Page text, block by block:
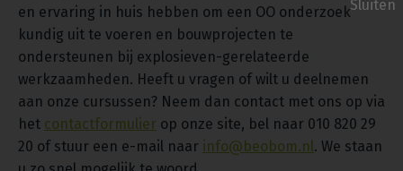
en ervaring in huis hebben om een OO onderzoek
kundig uit te voeren en bouwprojecten te
ondersteunen bij explosieven-gerelateerde
werkzaamheden. Heeft u vragen of wilt u deelnemen
aan onze cursussen? Neem dan contact met ons op via
het contactformulier op onze site, bel naar 010 820 29
20 of stuur een e-mail naar info@beobom.nl. We staan